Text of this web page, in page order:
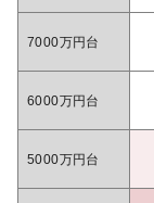
7000万円台
6000万円台
5000万円台